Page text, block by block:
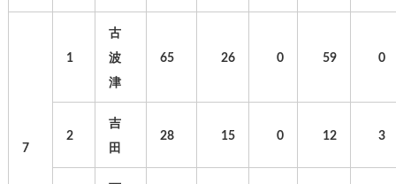
7
1
古
波
津
65 26 0 59 0
2
吉
田
28 15 0 12 3